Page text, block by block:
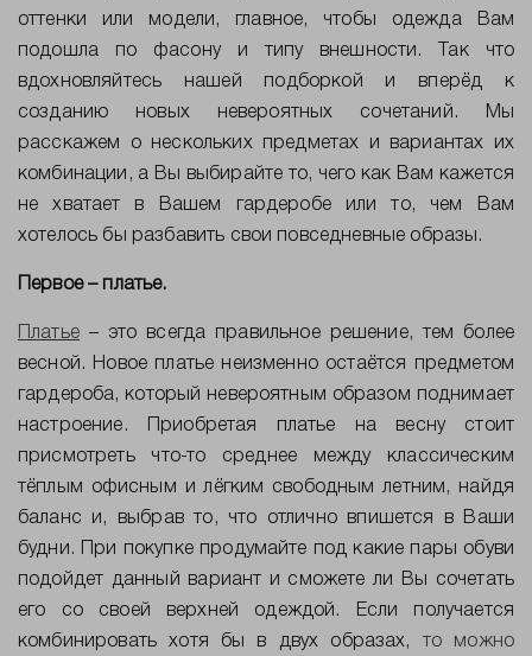
оттенки или модели, главное, чтобы одежда Вам
подошла по фасону и типу внешности. Так что
вдохновляйтесь нашей подборкой и вперёд к
созданию новых невероятных сочетаний. Мы
расскажем о нескольких предметах и вариантах их
комбинации, а Вы выбирайте то, чего как Вам кажется
не хватает в Вашем гардеробе или то, чем Вам
хотелось бы разбавить свои повседневные образы.
Первое – платье.
Платье – это всегда правильное решение, тем более
весной. Новое платье неизменно остаётся предметом
гардероба, который невероятным образом поднимает
настроение. Приобретая платье на весну стоит
присмотреть что-то среднее между классическим
тёплым офисным и лёгким свободным летним, найдя
баланс и, выбрав то, что отлично впишется в Ваши
будни. При покупке продумайте под какие пары обуви
подойдет данный вариант и сможете ли Вы сочетать
его со своей верхней одеждой. Если получается
комбинировать хотя бы в двух образах, то можно